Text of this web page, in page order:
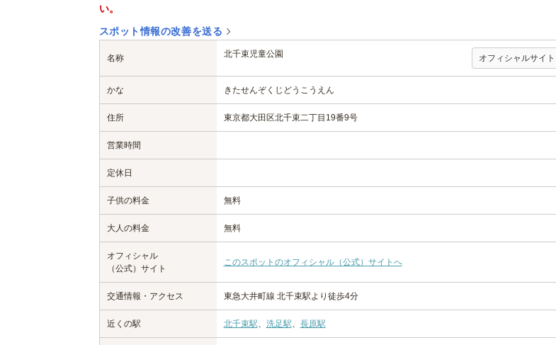
い。
スポット情報の改善を送る
名称 北千束児童公園 オフィシャルサイト
かな きたせんぞくじどうこうえん
住所 東京都大田区北千束二丁目19番9号
営業時間
定休日
子供の料金 無料
大人の料金 無料
オフィシャル
（公式）サイト
このスポットのオフィシャル（公式）サイトへ
交通情報・アクセス 東急大井町線 北千束駅より徒歩4分
近くの駅 北千束駅、 洗足駅、 長原駅